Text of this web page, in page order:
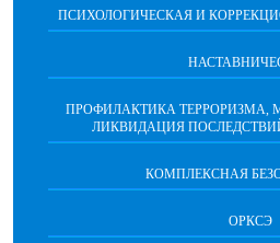
ПСИХОЛОГИЧЕСКАЯ И
ПРОФИЛАКТИКА ТЕРРОРИЗМА,
ЛИКВИДАЦИЯ
КОМПЛЕКСНАЯ
ОРКСЭ